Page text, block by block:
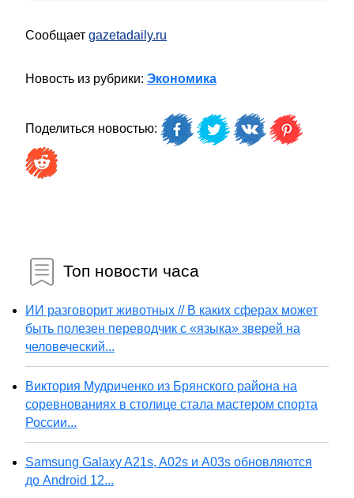
Сообщает gazetadaily.ru
Новость из рубрики: Экономика
Поделиться новостью:
Топ новости часа
ИИ разговорит животных // В каких сферах может
быть полезен переводчик с «языка» зверей на
человеческий...
Виктория Мудриченко из Брянского района на
соревнованиях в столице стала мастером спорта
России...
Samsung Galaxy A21s, A02s и A03s обновляются
до Android 12...